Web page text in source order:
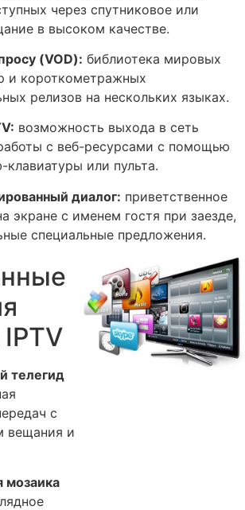
через спутниковое или
в высоком качестве.
(VOD): библиотека мировых
и короткометражных
релизов на нескольких языках.
возможность выхода в сеть
с веб-ресурсами с помощью
клавиатуры или пульта.
диалог: приветственное
экране с именем гостя при заезде,
специальные предложения.
телегид
с
вещания и
мозаика